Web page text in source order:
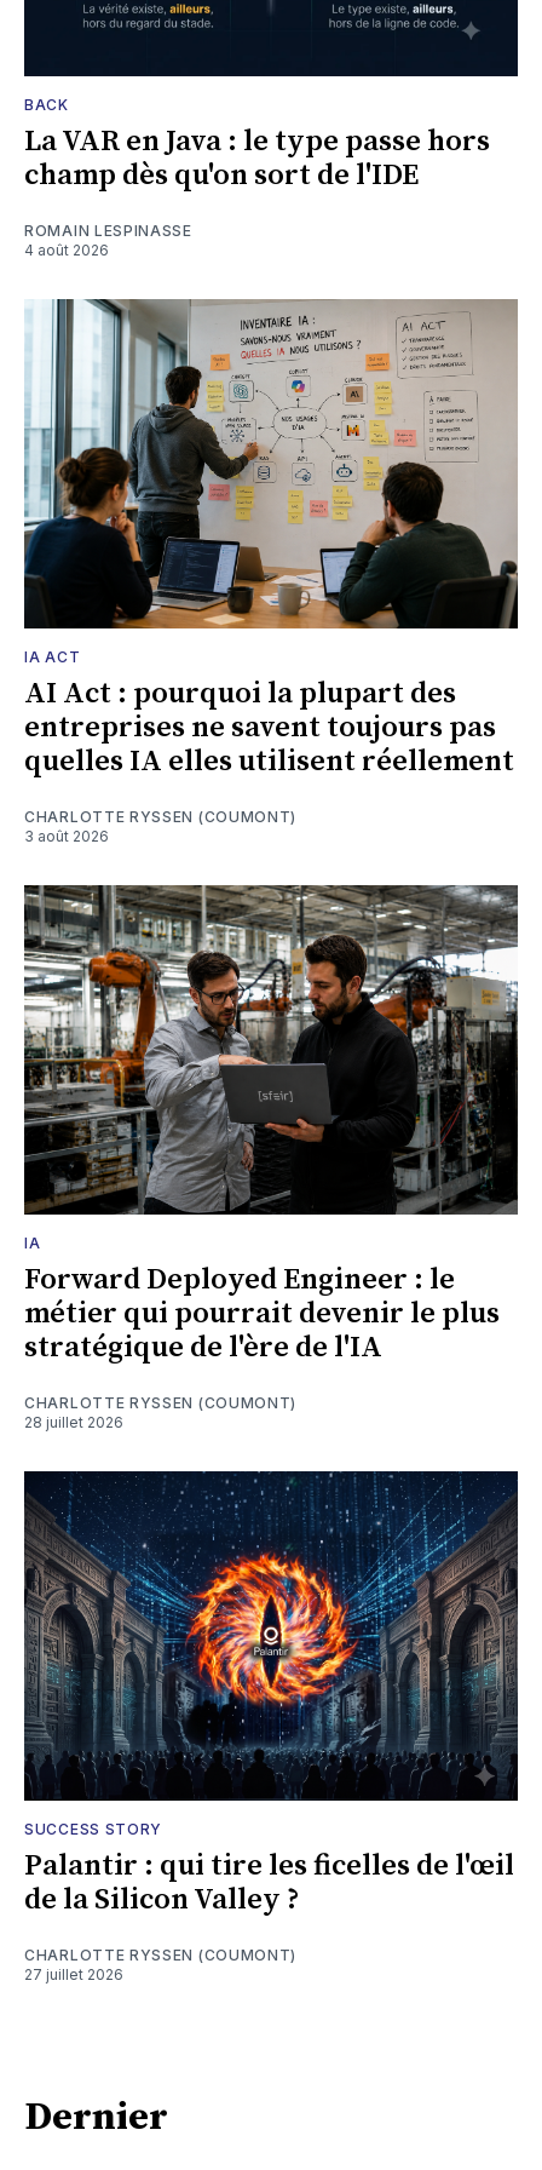
BACK
La VAR en Java : le type passe hors
champ dès qu'on sort de l'IDE
ROMAIN LESPINASSE
4 août 2026
IA ACT
AI Act : pourquoi la plupart des
entreprises ne savent toujours pas
quelles IA elles utilisent réellement
CHARLOTTE RYSSEN (COUMONT)
3 août 2026
IA
Forward Deployed Engineer : le
métier qui pourrait devenir le plus
stratégique de l'ère de l'IA
CHARLOTTE RYSSEN (COUMONT)
28 juillet 2026
SUCCESS STORY
Palantir : qui tire les ficelles de l'œil
de la Silicon Valley ?
CHARLOTTE RYSSEN (COUMONT)
27 juillet 2026
Dernier